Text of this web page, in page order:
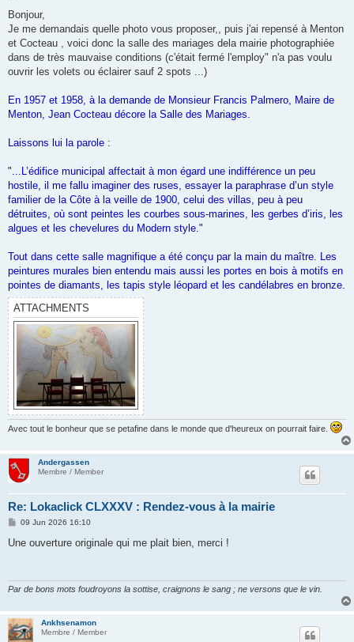
s
Bonjour,
Je me demandais quelle photo vous proposer,, puis j'ai repensé à Menton
et Cocteau , voici donc la salle des mariages dela mairie photographiée
dans de très mauvaise conditions (c'était fermé l'employ" n'a pas voulu
ouvrir les volets ou éclairer sauf 2 spots ...)
En 1957 et 1958, à la demande de Monsieur Francis Palmero, Maire de
Menton, Jean Cocteau décore la Salle des Mariages.
Laissons lui la parole :
"...L’édifice municipal affectait à mon égard une indifférence un peu
hostile, il me fallu imaginer des ruses, essayer la paraphrase d’un style
familier de la Côte à la veille de 1900, celui des villas, peu à peu
détruites, où sont peintes les courbes sous-marines, les gerbes d’iris, les
algues et les chevelures du Modern style."
Tout dans cette salle magnifique a été conçu par la main du maître. Les
peintures murales bien entendu mais aussi les portes en bois à motifs en
pointes de diamants, les tapis style léopard et les candélabres en bronze.
ATTACHMENTS
Avec tout le bonheur que se petafine dans le monde que d'heureux on pourrait faire.
Andergassen
Membre / Member
Re: Lokaclick CLXXXV : Rendez-vous à la mairie
P
s
09 Jun 2026 16:10
Une ouverture originale qui me plait bien, merci !
Par de bons mots foudroyons la sottise, craignons le sang ; ne versons que le vin.
Ankhsenamon
Membre / Member